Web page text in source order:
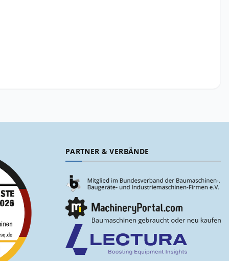
PARTNER & VERBÄNDE